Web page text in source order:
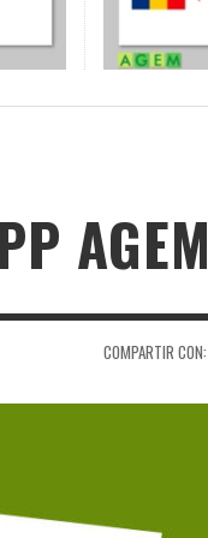
AGEM
COMPARTIR CON: